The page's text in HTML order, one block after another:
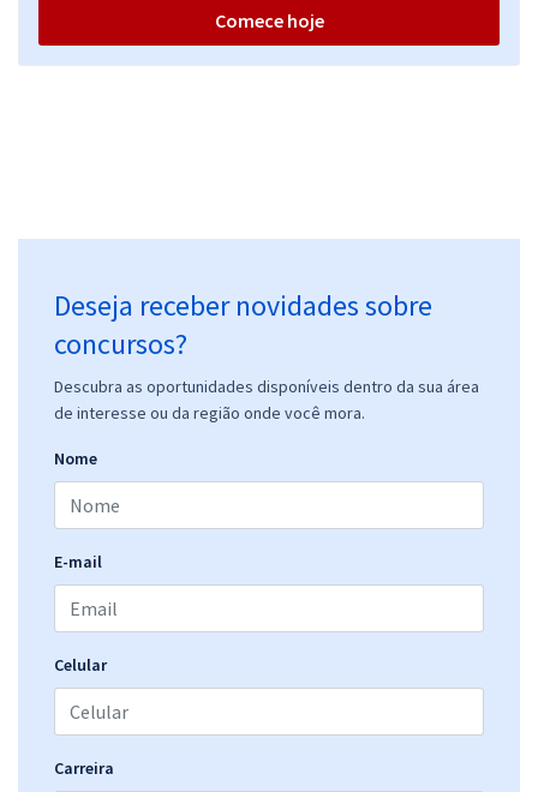
Comece hoje
Deseja receber novidades sobre
concursos?
Descubra as oportunidades disponíveis dentro da sua área
de interesse ou da região onde você mora.
Nome
E-mail
Celular
Carreira